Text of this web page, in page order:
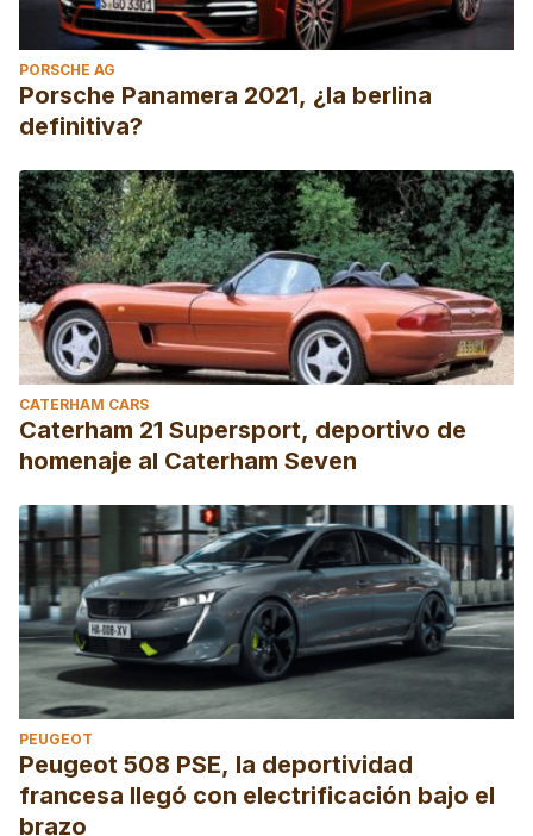
PORSCHE AG
Porsche Panamera 2021, ¿la berlina
definitiva?
CATERHAM CARS
Caterham 21 Supersport, deportivo de
homenaje al Caterham Seven
PEUGEOT
Peugeot 508 PSE, la deportividad
francesa llegó con electrificación bajo el
brazo